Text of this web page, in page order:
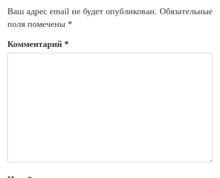
Ваш адрес email не будет опубликован. Обязательные
поля помечены *
Комментарий *